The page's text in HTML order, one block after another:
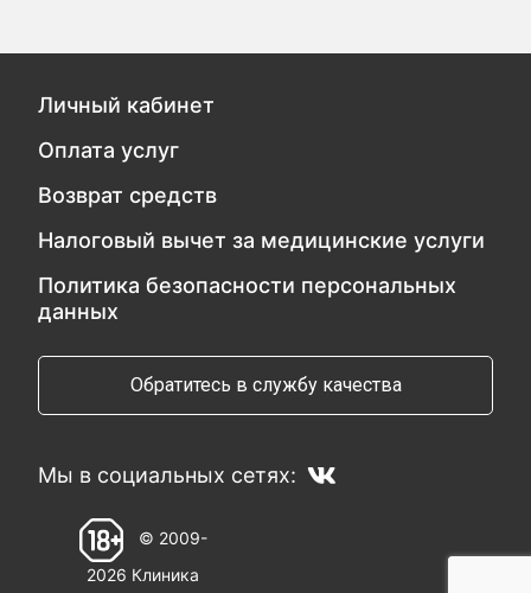
Личный кабинет
Оплата услуг
Возврат средств
Налоговый вычет за медицинские услуги
Политика безопасности персональных
данных
Обратитесь в службу качества
Мы в социальных сетях:
© 2009-
2026 Клиника